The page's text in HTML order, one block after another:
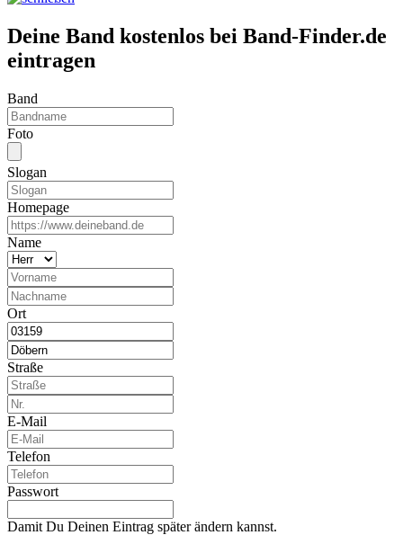
Deine Band kostenlos bei Band-Finder.de
eintragen
Band
Foto
Slogan
Homepage
Name
Ort
Straße
E-Mail
Telefon
Passwort
Damit Du Deinen Eintrag später ändern kannst.